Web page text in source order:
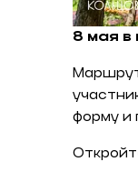
8 мая
форму и